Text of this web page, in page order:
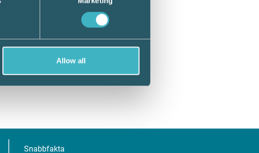
Allow all
Snabbfakta